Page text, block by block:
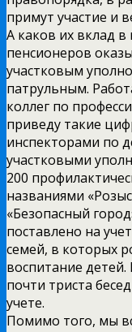
примут участие и
А каков их вклад в
пенсионеров
участковым
патрульным.
коллег по
приведу такие
инспекторами по
участковыми
200
названиями
«Безопасный
поставлено на
семей, в которых
воспитание
почти триста
учете.
Помимо того, мы